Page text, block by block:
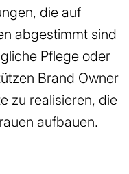
die auf
abgestimmt sind
Pflege oder
Brand Owner
zu realisieren, die
aufbauen.